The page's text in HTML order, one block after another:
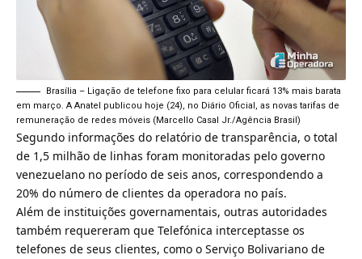
Brasília – Ligação de telefone fixo para celular ficará 13% mais barata
em março. A Anatel publicou hoje (24), no Diário Oficial, as novas tarifas de
remuneração de redes móveis (Marcello Casal Jr./Agência Brasil)
Segundo informações do relatório de transparência, o total
de 1,5 milhão de linhas foram monitoradas pelo governo
venezuelano no período de seis anos, correspondendo a
20% do número de clientes da operadora no país.
Além de instituições governamentais, outras autoridades
também requereram que Telefónica interceptasse os
telefones de seus clientes, como o Serviço Bolivariano de